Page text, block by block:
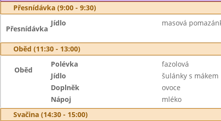
Přesnídávka (9:00 - 9:30)
Přesnídávka
Jídlo masová
Oběd (11:30 - 13:00)
Oběd
Polévka
fazolová
Jídlo
šulánky s mákem
Doplněk
ovoce
Nápoj
mléko
Svačina (14:30 - 15:00)